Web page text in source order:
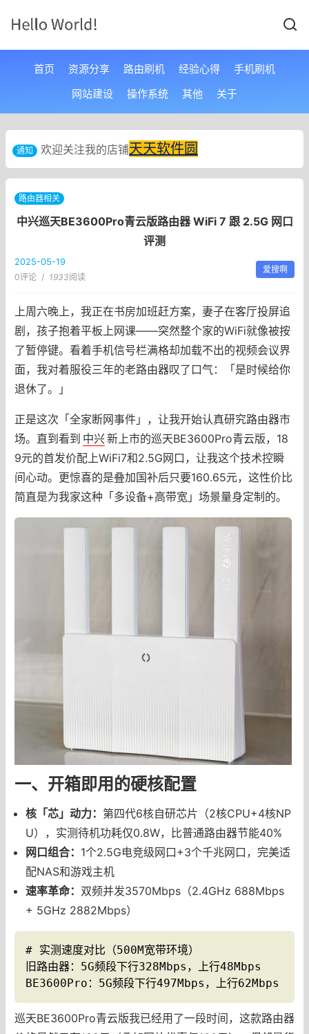
首页 资源分享 路由刷机 经验心得
手机刷机
网站建设
操作系统 其他 关于
通知 欢迎关注我的店铺天天软件圆
路由器相关
中兴巡天BE3600Pro青云版路由器 WiFi 7 跟 2.5G 网口
评测
2025-05-19
0评论 / 1933阅读
爱搜啊
上周六晚上，我正在书房加班赶方案，妻子在客厅投屏追
剧，孩子抱着平板上网课——突然整个家的WiFi就像被按
了暂停键。看着手机信号栏满格却加载不出的视频会议界
面，我对着服役三年的老路由器叹了口气：「是时候给你
退休了。」
正是这次「全家断网事件」，让我开始认真研究路由器市
场。直到看到 中兴新上市的巡天BE3600Pro青云版，18
9元的首发价配上WiFi7和2.5G网口，让我这个技术控瞬
间心动。更惊喜的是叠加国补后只要160.65元，这性价比
简直是为我家这种「多设备+高带宽」场景量身定制的。
一、开箱即用的硬核配置
核「芯」动力： 第四代6核自研芯片（2核CPU+4核NP
U），实测待机功耗仅0.8W，比普通路由器节能40%
网口组合： 1个2.5G电竞级网口+3个千兆网口，完美适
配NAS和游戏主机
速率革命： 双频并发3570Mbps（2.4GHz 688Mbps
+ 5GHz 2882Mbps）
# 实测速度对比（500M宽带环境）
旧路由器：5G频段下行328Mbps，上行48Mbps
BE3600Pro：5G频段下行497Mbps，上行62Mbps
巡天BE3600Pro青云版我已经用了一段时间，这款路由器